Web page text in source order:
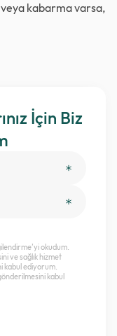
kabarma varsa,
İçin Biz
okudum.
ve sağlık hizmet
kabul ediyorum.
kabul